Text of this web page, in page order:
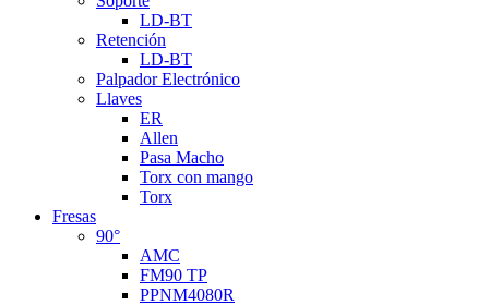
LD-BT
Retención
LD-BT
Palpador Electrónico
Llaves
ER
Allen
Pasa Macho
Torx con mango
Torx
Fresas
90°
AMC
FM90 TP
PPNM4080R